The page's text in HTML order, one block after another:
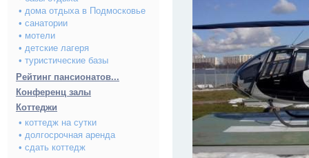
• дома отдыха в Подмосковье
• санатории
• мотели
• детские лагеря
• туристические базы
Рейтинг пансионатов...
Конференц залы
Коттеджи
• коттедж на сутки
• долгосрочная аренда
• сдать коттедж